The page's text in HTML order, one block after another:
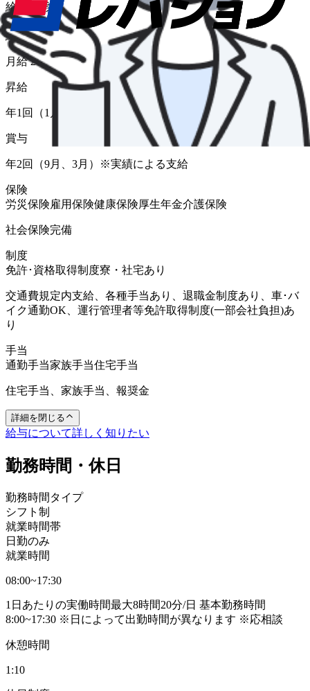
給与形態
月給
給与
月給 260,000円〜
昇給
年1回（1月）※評価制度による
賞与
年2回（9月、3月）※実績による支給
保険
労災保険雇用保険健康保険厚生年金介護保険
社会保険完備
制度
免許･資格取得制度寮・社宅あり
交通費規定内支給、各種手当あり、退職金制度あり、車･バ
イク通勤OK、運行管理者等免許取得制度(一部会社負担)あ
り
手当
通勤手当家族手当住宅手当
住宅手当、家族手当、報奨金
詳細を閉じる
給与について詳しく知りたい
勤務時間・休日
勤務時間タイプ
シフト制
就業時間帯
日勤のみ
就業時間
08:00~17:30
1日あたりの実働時間最大8時間20分/日 基本勤務時間
8:00~17:30 ※日によって出勤時間が異なります ※応相談
休憩時間
1:10